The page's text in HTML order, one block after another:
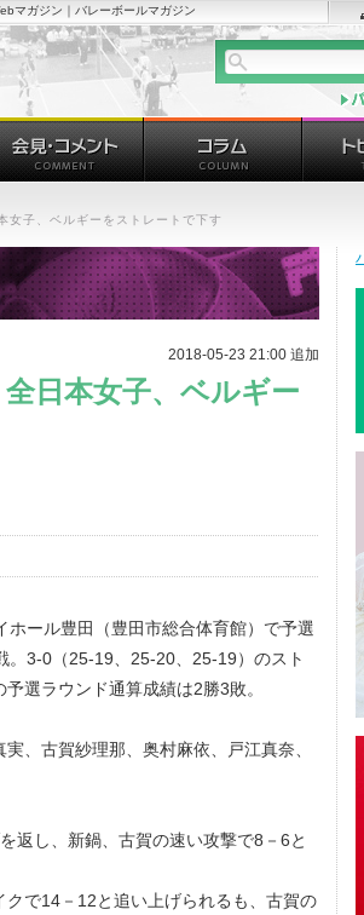
マガジン｜バレーボールマガジン
子、ベルギーをストレートで下す
2018-05-23 21:00 追加
日本女子、ベルギー
ール豊田（豊田市総合体育館）で予選
。3-0（25-19、25-20、25-19）のスト
選ラウンド通算成績は2勝3敗。
、古賀紗理那、奥村麻依、戸江真奈、
返し、新鍋、古賀の速い攻撃で8－6と
で14－12と追い上げられるも、古賀の